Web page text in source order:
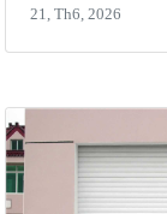
21, Th6, 2026